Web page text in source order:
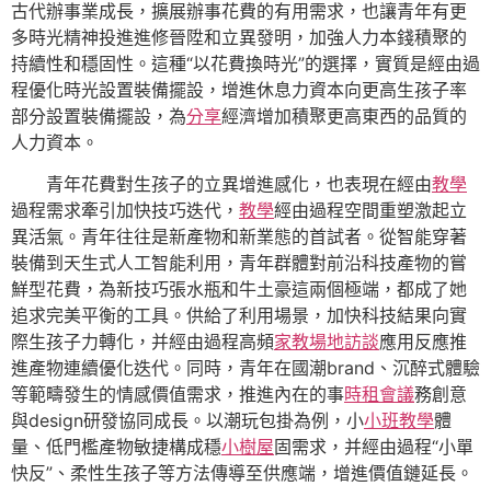
古代辦事業成長，擴展辦事花費的有用需求，也讓青年有更
多時光精神投進進修晉陞和立異發明，加強人力本錢積聚的
持續性和穩固性。這種“以花費換時光”的選擇，實質是經由過
程優化時光設置裝備擺設，增進休息力資本向更高生孩子率
部分設置裝備擺設，為分享經濟增加積聚更高東西的品質的
人力資本。
青年花費對生孩子的立異增進感化，也表現在經由教學
過程需求牽引加快技巧迭代， 教學經由過程空間重塑激起立
異活氣。青年往往是新產物和新業態的首試者。從智能穿著
裝備到天生式人工智能利用，青年群體對前沿科技產物的嘗
鮮型花費，為新技巧張水瓶和牛土豪這兩個極端，都成了她
追求完美平衡的工具。供給了利用場景，加快科技結果向實
際生孩子力轉化，并經由過程高頻家教場地訪談應用反應推
進產物連續優化迭代。同時，青年在國潮brand、沉醉式體驗
等範疇發生的情感價值需求，推進內在的事時租會議務創意
與design研發協同成長。以潮玩包掛為例，小小班教學體
量、低門檻產物敏捷構成穩小樹屋固需求，并經由過程“小單
快反”、柔性生孩子等方法傳導至供應端，增進價值鏈延長。